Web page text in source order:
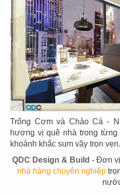
Trống Cơm và Chảo Cá -
hương vị quê nhà trong
khoảnh khắc sum vầy trọn vẹn.
QDC Design & Build - Đơn
nhà hàng chuyên nghiệp
53
BẮC KIM THANG
CN Marina IFC
55
BẮC KIM THANG